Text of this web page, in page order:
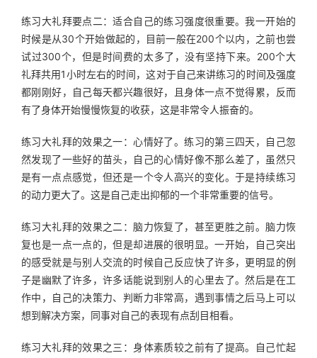
练习大礼拜要点二：适合自己的练习强度很重要。我一开始的
时候是从30个开始做起的，目前一般在200个以内，之前也尝
试过300个，但是时间费的太多了，没有坚持下来。200个大
礼拜共用1小时左右的时间，这对于自己来讲练习的时间及强度
都刚刚好，自己每天都兴趣很好，且身体一点不觉得累，反而
有了身体开始慢慢恢复的收获，这是非常令人振奋的。
练习大礼拜的效果之一：心情好了。练习的第三四天，自己忽
然发现了一些好的苗头，自己的心情好像不那么差了，虽然只
是有一点点感觉，但还是一个令人高兴的变化。于是持续练习
的动力更大了。这是自己走出抑郁的一个非常重要的信号。
练习大礼拜的效果之二：脑力恢复了，甚至更胜之前。脑力恢
复也是一点一点的，但是却进展的很明显。一开始，自己突出
的感受就是与别人交流的时候自己反应快了许多，更明显的例
子是幽默了许多，许多话能说到别人的心里去了。然后是在工
作中，自己的决策力、判断力非常高，遇到事情之后马上可以
想到解决方案，同事对自己的表现有点刮目相看。
练习大礼拜的效果之三：身体素质较之前有了提高。自己忙起